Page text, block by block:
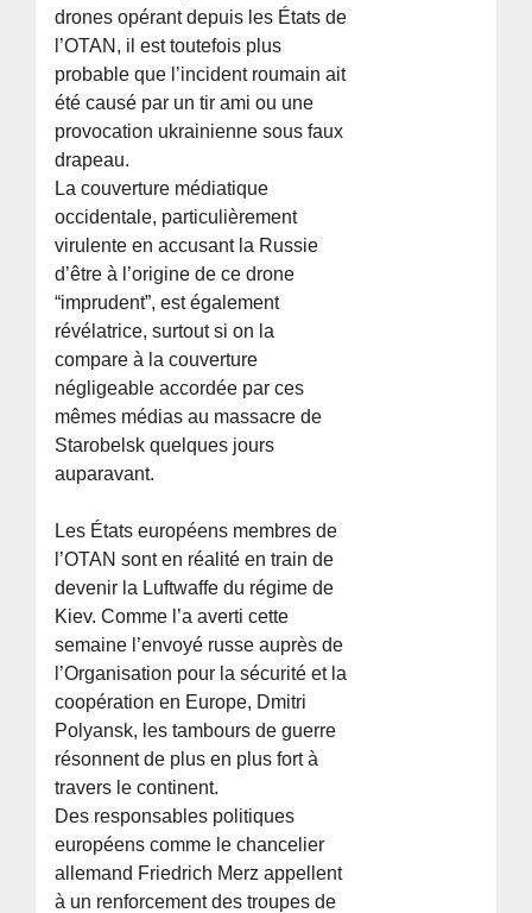
drones opérant depuis les États de
l’OTAN, il est toutefois plus
probable que l’incident roumain ait
été causé par un tir ami ou une
provocation ukrainienne sous faux
drapeau.
La couverture médiatique
occidentale, particulièrement
virulente en accusant la Russie
d’être à l’origine de ce drone
“imprudent”, est également
révélatrice, surtout si on la
compare à la couverture
négligeable accordée par ces
mêmes médias au massacre de
Starobelsk quelques jours
auparavant.
Les États européens membres de
l’OTAN sont en réalité en train de
devenir la Luftwaffe du régime de
Kiev. Comme l’a averti cette
semaine l’envoyé russe auprès de
l’Organisation pour la sécurité et la
coopération en Europe, Dmitri
Polyansk, les tambours de guerre
résonnent de plus en plus fort à
travers le continent.
Des responsables politiques
européens comme le chancelier
allemand Friedrich Merz appellent
à un renforcement des troupes de